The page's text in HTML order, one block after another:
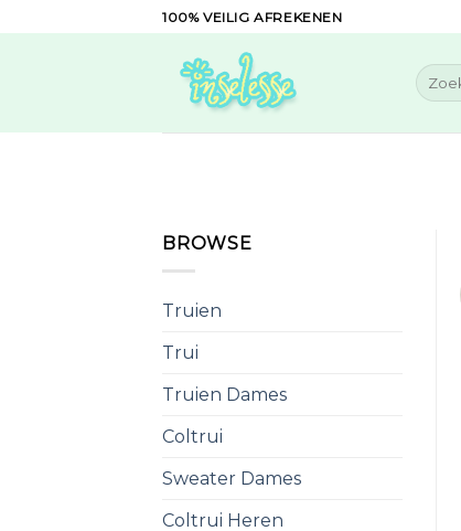
to
100% VEILIG AFREKENEN
Zoeken
naar:
BROWSE
Truien
Trui
Truien Dames
Coltrui
Sweater Dames
Coltrui Heren